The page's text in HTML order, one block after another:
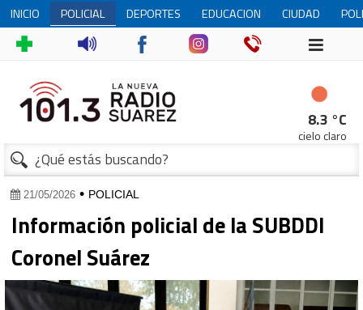
INICIO POLICIAL DEPORTES EDUCACION CIUDAD
8.3 °C
cielo claro
21/05/2026• POLICIAL
Información policial de la SUBDDI
Coronel Suárez